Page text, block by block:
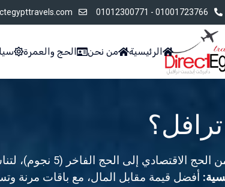
01001723766 - 01012300771
الرئيسية من نحن الحج والعمرة
الحج الاقتصادي إلى الحج الفاخر (5 نجوم)، لتناسب جميع الاحتياجات.
أفضل قيمة مقابل المال، مع باقات مرنة